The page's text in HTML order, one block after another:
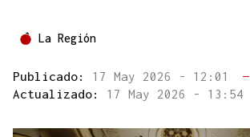
La Región
Publicado: 17 May 2026 - 12:01
—
Actualizado: 17 May 2026 - 13:54